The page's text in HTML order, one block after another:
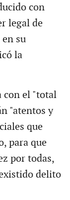
con
legal de
su
la
con el "total
"atentos y
que
para que
por todas,
delito